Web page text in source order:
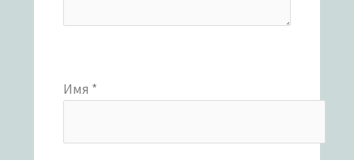
Имя *